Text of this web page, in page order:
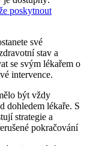
poskytnout
své
stav a
se svým lékařem o
intervence.
být vždy
dohledem lékaře. S
strategie a
pokračování